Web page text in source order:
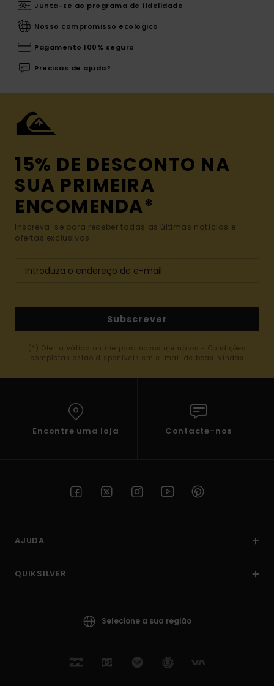
Junta-te ao programa de fidelidade
Nosso compromisso ecológico
Pagamento 100% seguro
Precisas de ajuda?
15% DE DESCONTO NA
SUA PRIMEIRA
ENCOMENDA*
Inscreva-se para receber todas as últimas notícias e
ofertas exclusivas.
Subscrever
(*) Oferta válida online para novos membros - Condições
completas estão disponíveis em e-mail de boas-vindas
Encontre uma loja Contacte-nos
AJUDA
QUIKSILVER
Selecione a sua região